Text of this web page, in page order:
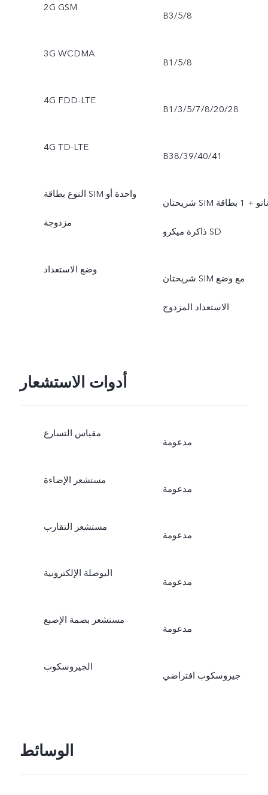
2G GSM
B3/5/8
3G WCDMA
B1/5/8
4G FDD-LTE
B1/3/5/7/8/20/28
4G TD-LTE
B38/39/40/41
النوع بطاقة SIM واحدة أو
مزدوجة
شريحتان SIM نانو + 1 بطاقة
ذاكرة ميكرو SD
وضع الاستعداد
شريحتان SIM مع وضع
الاستعداد المزدوج
أدوات الاستشعار
مقياس التسارع
مدعومة
مستشعر الإضاءة
مدعومة
مستشعر التقارب
مدعومة
البوصلة الإلكترونية
مدعومة
مستشعر بصمة الإصبع
مدعومة
الجيروسكوب
جيروسكوب افتراضي
الوسائط